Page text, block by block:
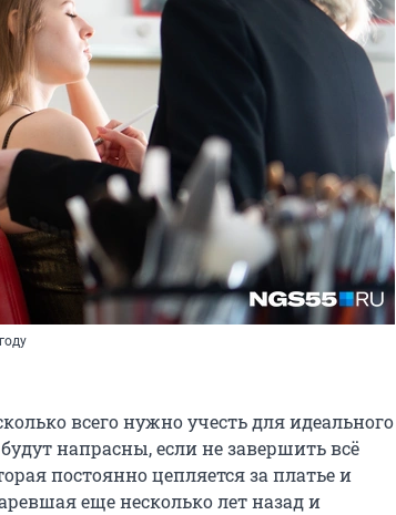
всего нужно учесть для идеального
напрасны, если не завершить всё
постоянно цепляется за платье и
еще несколько лет назад и